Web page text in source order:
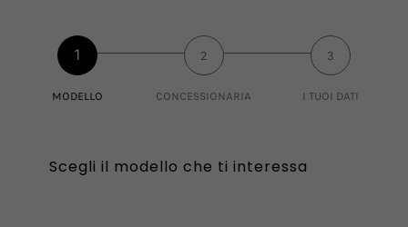
1
MODELLO
2
CONCESSIONARIA
3
I TUOI DATI
Scegli il modello che ti interessa